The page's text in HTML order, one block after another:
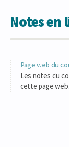
Notes en
Page web du
Les notes du
cette page web.